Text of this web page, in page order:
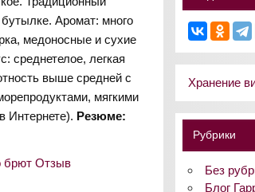
Аромат: много
медоносные и сухие
среднетелое, легкая
выше средней с
мягкими
Интернете). Резюме:
Хранение
Рубрики
Без
Блог